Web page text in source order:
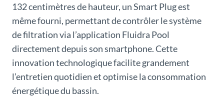
132 centimètres de hauteur, un Smart Plug est
même fourni, permettant de contrôler le système
de filtration via l’application Fluidra Pool
directement depuis son smartphone. Cette
innovation technologique facilite grandement
l’entretien quotidien et optimise la consommation
énergétique du bassin.